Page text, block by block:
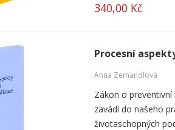
340,00 Kč
Procesní
Anna Zemandlová
Zákon o
zavádí do našeho
životaschopných